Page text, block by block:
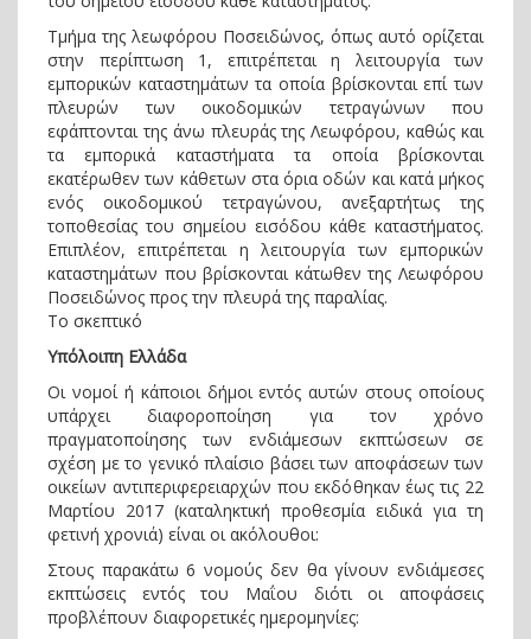
Τμήμα της λεωφόρου Ποσειδώνος, όπως αυτό ορίζεται
στην περίπτωση 1, επιτρέπεται η λειτουργία των
εμπορικών καταστημάτων τα οποία βρίσκονται επί των
πλευρών των οικοδομικών τετραγώνων που
εφάπτονται της άνω πλευράς της Λεωφόρου, καθώς και
τα εμπορικά καταστήματα τα οποία βρίσκονται
εκατέρωθεν των κάθετων στα όρια οδών και κατά μήκος
ενός οικοδομικού τετραγώνου, ανεξαρτήτως της
τοποθεσίας του σημείου εισόδου κάθε καταστήματος.
Επιπλέον, επιτρέπεται η λειτουργία των εμπορικών
καταστημάτων που βρίσκονται κάτωθεν της Λεωφόρου
Ποσειδώνος προς την πλευρά της παραλίας.
Το σκεπτικό
Υπόλοιπη Ελλάδα
Οι νομοί ή κάποιοι δήμοι εντός αυτών στους οποίους
υπάρχει διαφοροποίηση για τον χρόνο
πραγματοποίησης των ενδιάμεσων εκπτώσεων σε
σχέση με το γενικό πλαίσιο βάσει των αποφάσεων των
οικείων αντιπεριφερειαρχών που εκδόθηκαν έως τις 22
Μαρτίου 2017 (καταληκτική προθεσμία ειδικά για τη
φετινή χρονιά) είναι οι ακόλουθοι:
Στους παρακάτω 6 νομούς δεν θα γίνουν ενδιάμεσες
εκπτώσεις εντός του Μαΐου διότι οι αποφάσεις
προβλέπουν διαφορετικές ημερομηνίες: